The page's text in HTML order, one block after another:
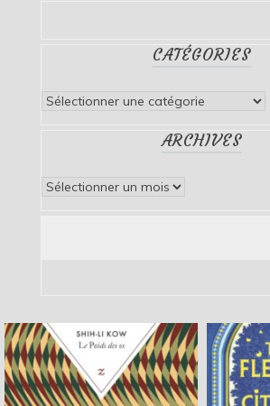
CATÉGORIES
Catégories
ARCHIVES
Archives